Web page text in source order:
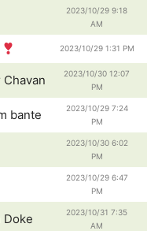
2023/10/29 9:18
AM
2023/10/29 1:31 PM
Chavan
2023/10/30 12:07
PM
bante
2023/10/29 7:24
PM
2023/10/30 6:02
PM
2023/10/29 6:47
PM
Doke
2023/10/31 7:35
AM